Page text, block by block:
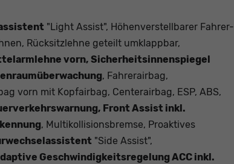
"Light Assist", Höhenverstellbarer Fahrer-
Rücksitzlehne geteilt umklappbar,
vorn, Sicherheitsinnenspiegel
, Fahrerairbag,
vorn mit Kopfairbag, Centerairbag, ESP, ABS,
Front Assist inkl.
, Multikollisionsbremse, Proaktives
"Side Assist",
Geschwindigkeitsregelung ACC inkl.